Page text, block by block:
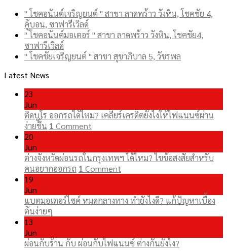
" โชคอนันต์เจริญยนต์ " สาขา ลาดพร้าว วังหิน, โชคชัย 4,
คู้บอน, ซาฟารีเวิลด์
" โชคอนันต์มอเตอร์ " สาขา ลาดพร้าว วังหิน, โชคชัย4,
ซาฟารีเวิลด์
" โชคชัยเจริญยนต์ " สาขา สุขาภิบาล 5, วัชรพล
Latest News
23
Jun
ติดบูโร ออกรถได้ไหม? เคลียร์เครดิตยังไงให้ไฟแนนซ์ผ่าน
ง่ายขึ้น 1 Comment
20
Jun
ต่างจังหวัดผ่อนรถในกรุงเทพฯ ได้ไหม? ไขข้อสงสัยสำหรับ
คนอยากออกรถ 1 Comment
19
Jun
แบตมอเตอร์ไซค์ หมดกลางทาง ทำยังไงดี? แก้ปัญหาเบื้อง
ต้นง่ายๆ
13
Jun
ผ่อนกับร้าน กับ ผ่อนกับไฟแนนซ์ ต่างกันยังไง?